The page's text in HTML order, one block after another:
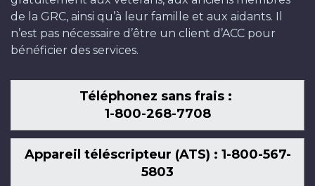
de la GRC, ainsi qu’à leur famille et aux aidants. Il
n’est pas nécessaire d’être un client d’ACC pour
bénéficier des services.
Téléphonez sans frais :
1-800-268-7708
Appareil téléscripteur (ATS) : 1-800-567-
5803